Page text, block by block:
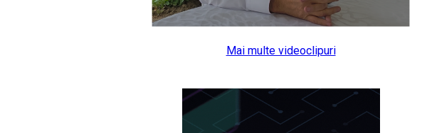
Mai multe videoclipuri